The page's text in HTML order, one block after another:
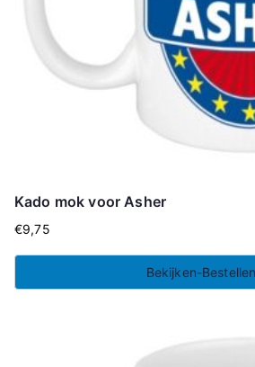
Kado mok voor Asher
€9,75
Bekijken-Bestellen